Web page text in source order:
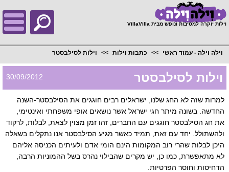
וילות יוקרה למסיבות ונופש מבית VillaVilla
וילה וילה - עמוד ראשי כתבות וילות וילות לסילבסטר
וילות לסילבסטר 30/09/2012
למרות שזה לא החג שלנו, ישראלים רבים חוגגים את הסילבסטר-השנה
החדשה. בשונה מיתר חגי ישראל אשר נושאים אופי משפחתי ואינטימי,
את חג הסילבסטר חוגגים עם החברים, זהו זמן מצוין לצאת, לבלות, לרקוד
ולהשתולל. יחד עם זאת, תמיד כאשר מגיע הסילבסטר אנו נתקלים בשאלה
היכן לבלות שהרי רוב המקומות הינם הומי אדם ולעיתים הכניסה אליהם
לא מתאפשרת, כמו כן, יש מקרים שהבילוי נהרס בשל ההמוניות הרבה,
הדחיסות וחוסר הפרטיות.